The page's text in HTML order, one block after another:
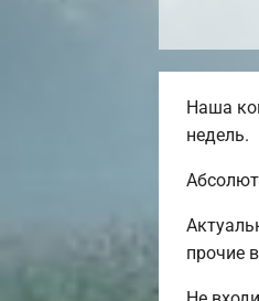
Наша
недель.
прочие